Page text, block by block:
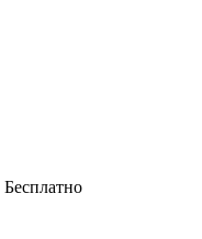
Бесплатно